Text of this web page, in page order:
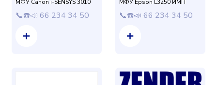
МФУ Canon i-SENSYS 3010
📞☎️📣 66 234 34 50
МФУ Epson L3250 ИМП
📞☎️📣 66 234 34 50